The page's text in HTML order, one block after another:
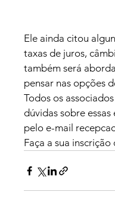
Ele ainda citou
taxas de juros,
também será
pensar nas opções
Todos os
dúvidas sobre
pelo e-mail
Faça a sua